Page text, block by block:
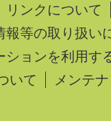
リンクについて
報等の取り扱い
ションを利用す
いて
メンテ